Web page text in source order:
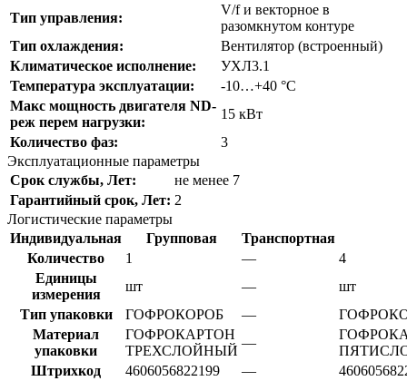
Тип управления:
V/f и векторное в
разомкнутом контуре
Тип охлаждения:
Вентилятор (встроенный)
Климатическое исполнение:
УХЛ3.1
Температура эксплуатации:
-10…+40 °C
Макс мощность двигателя ND-
реж перем нагрузки:
15 кВт
Количество фаз:
3
Эксплуатационные параметры
Срок службы, Лет:
не менее 7
Гарантийный срок, Лет: 2
Логистические параметры
Индивидуальная
Групповая
Транспортная
Количество
1 —
4
Единицы
измерения
шт —
шт
Тип упаковки
ГОФРОКОРОБ —
Материал
упаковки
ГОФРОКАРТОН
ТРЕХСЛОЙНЫЙ
—
Штрихкод
4606056822199 —